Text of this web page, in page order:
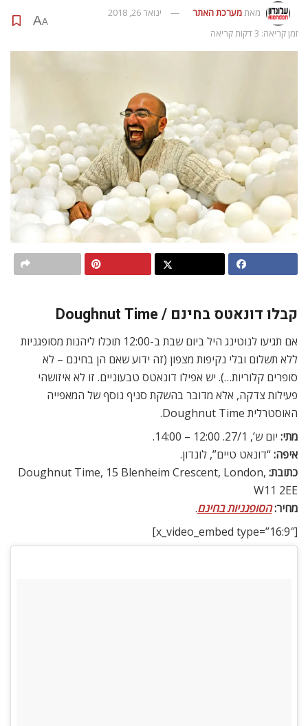
מאתמערכת האתר
ינואר 26, 2018
זמן קריאה: 3 דקות קריאה
A
A
קבלו דונאטס בחינם / Doughnut Time
אם תגיעו לנוטינג היל ביום שבת ב-12:00 תוכלו ליהנות מסופגניות
ללא תשלום ובלי נקיפות מצפון (זה ידוע שאם הן בחינם – לא
סופרים קלוריות…). יש אפילו דונאטס טבעוניים. זו לא איזושהי
פעילות צדקה, אלא מדובר בהשקת סניף נוסף של המאפייה
האוסטרלית Doughnut Time.
מתי: יום ש’, 27/1. 12:00 – 14:00.
איפה:“דונאט טיים”, לונדון.
כתובת: Doughnut Time, 15 Blenheim Crescent, London,
W11 2EE
מחיר:הסופגניות בחינם.
[x_video_embed type=”16:9″]